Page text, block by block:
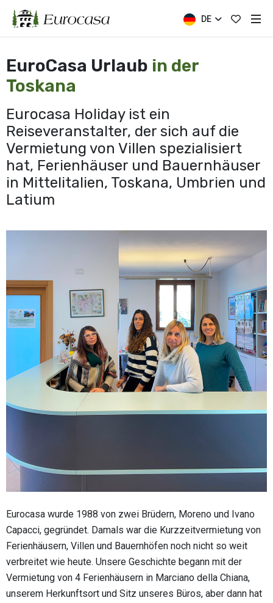
DE
EuroCasa Urlaub in der
Toskana
Eurocasa Holiday ist ein
Reiseveranstalter, der sich auf die
Vermietung von Villen spezialisiert
hat, Ferienhäuser und Bauernhäuser
in Mittelitalien, Toskana, Umbrien und
Latium
Eurocasa wurde 1988 von zwei Brüdern, Moreno und Ivano
Capacci, gegründet. Damals war die Kurzzeitvermietung von
Ferienhäusern, Villen und Bauernhöfen noch nicht so weit
verbreitet wie heute. Unsere Geschichte begann mit der
Vermietung von 4 Ferienhäusern in Marciano della Chiana,
unserem Herkunftsort und Sitz unseres Büros, aber dann hat